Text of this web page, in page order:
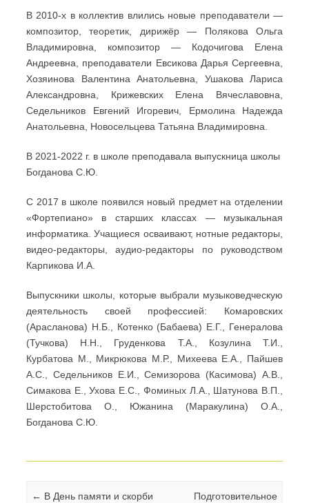
В 2010-х в коллектив влились новые преподаватели —
композитор, теоретик, дирижёр — Полякова Ольга
Владимировна, композитор — Кодочигова Елена
Андреевна, преподаватели Евсикова Дарья Сергеевна,
Хозяинова Валентина Анатольевна, Ушакова Лариса
Александровна, Крижевских Елена Вячеславовна,
Седельников Евгений Игоревич, Ермолина Надежда
Анатольевна, Новосельцева Татьяна Владимировна.
В 2021-2022 г. в школе преподавала выпускница школы
Богданова С.Ю.
С 2017 в школе появился новый предмет на отделении
«Фортепиано» в старших классах — музыкальная
информатика. Учащиеся осваивают, нотные редакторы,
видео-редакторы, аудио-редакторы по руководством
Карпикова И.А.
Выпускники школы, которые выбрали музыковедческую
деятельность своей профессией: Комаровских
(Арасланова) Н.Б., Котенко (Бабаева) Е.Г., Генералова
(Тучкова) Н.Н., Груденкова Т.А., Козулина Т.И.,
Курбатова М., Микрюкова М.Р., Михеева Е.А., Пайшев
А.С., Седельников Е.И., Семизорова (Касимова) А.В.,
Симакова Е., Ухова Е.С., Фоминых Л.А., Шатунова В.П.,
Шерстобитова О., Южанина (Маракулина) О.А.,
Богданова С.Ю.
Навигация по записям
← В День памяти и скорби
Подготовительное